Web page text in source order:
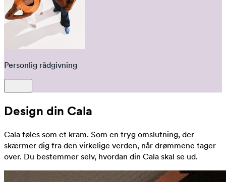
Personlig rådgivning
Design din Cala
Cala føles som et kram. Som en tryg omslutning, der
skærmer dig fra den virkelige verden, når drømmene tager
over. Du bestemmer selv, hvordan din Cala skal se ud.